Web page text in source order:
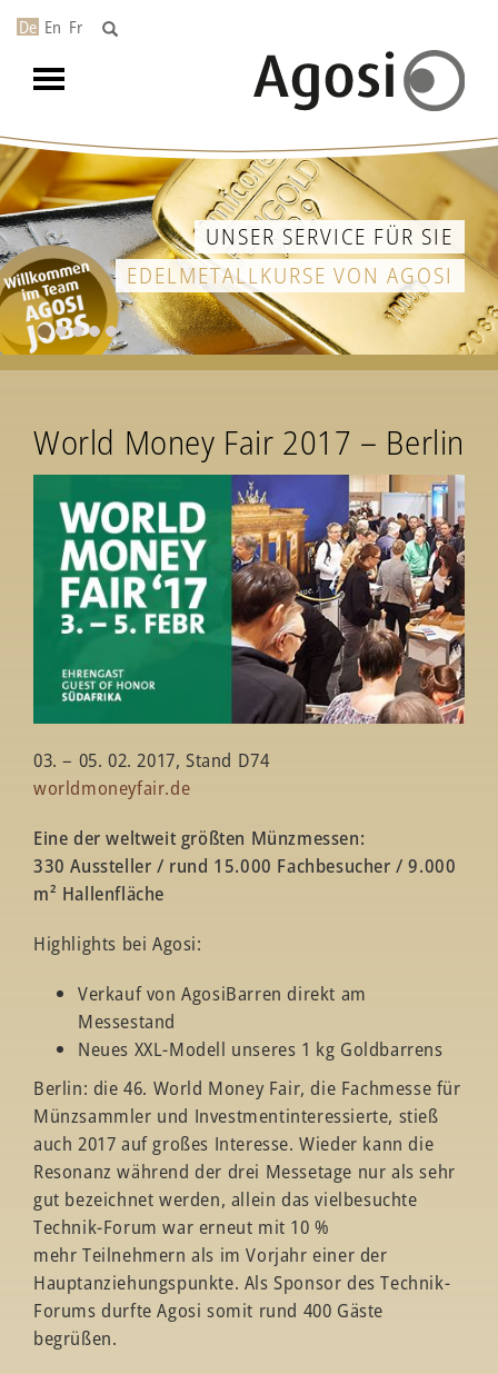
De En Fr
Toggle
navigation
UNSER SERVICE FÜR SIE
EDELMETALLKURSE VON AGOSI
World Money Fair 2017 – Berlin
03. – 05. 02. 2017, Stand D74
worldmoneyfair.de
Eine der weltweit größten Münzmessen:
330 Aussteller / rund 15.000 Fachbesucher / 9.000
m² Hallenfläche
Highlights bei Agosi:
Verkauf von AgosiBarren direkt am
Messestand
Neues XXL-Modell unseres 1 kg Goldbarrens
Berlin: die 46. World Money Fair, die Fachmesse für
Münzsammler und Investmentinteressierte, stieß
auch 2017 auf großes Interesse. Wieder kann die
Resonanz während der drei Messetage nur als sehr
gut bezeichnet werden, allein das vielbesuchte
Technik-Forum war erneut mit 10 %
mehr Teilnehmern als im Vorjahr einer der
Hauptanziehungspunkte. Als Sponsor des Technik-
Forums durfte Agosi somit rund 400 Gäste
begrüßen.